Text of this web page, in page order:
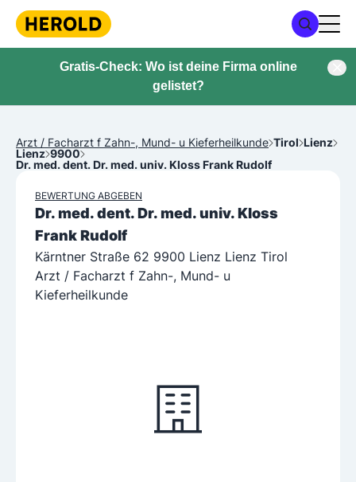
Gratis-Check: Wo ist deine Firma online
gelistet?
Arzt / Facharzt f Zahn-, Mund- u Kieferheilkunde Tirol Lienz
Lienz 9900
Dr. med. dent. Dr. med. univ. Kloss Frank Rudolf
BEWERTUNG ABGEBEN
Dr. med. dent. Dr. med. univ. Kloss
Frank Rudolf
Kärntner Straße 62 9900 Lienz Lienz Tirol
Arzt / Facharzt f Zahn-, Mund- u
Kieferheilkunde